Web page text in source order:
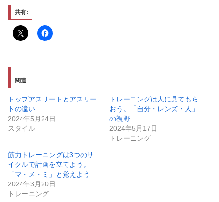
共有:
関連
トップアスリートとアスリー
トの違い
2024年5月24日
スタイル
トレーニングは人に見てもら
おう。「自分・レンズ・人」
の視野
2024年5月17日
トレーニング
筋力トレーニングは3つのサ
イクルで計画を立てよう。
「マ・メ・ミ」と覚えよう
2024年3月20日
トレーニング